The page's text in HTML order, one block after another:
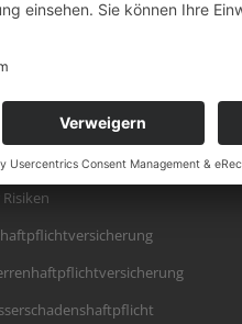
/ Verkehrshaftung / Werkverkehr
/ Elektronik- /